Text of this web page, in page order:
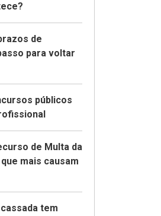
de
para voltar
públicos
de Multa da
mais causam
tem